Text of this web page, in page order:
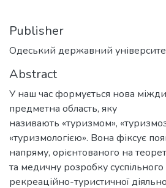
Publisher
Одеський державний
Abstract
У наш час формується нова
предметна область, яку
називають «туризмом»,
«туризмологією». Вона фіксує
напряму, орієнтованого на
та медичну розробку
рекреаційно-туристичної